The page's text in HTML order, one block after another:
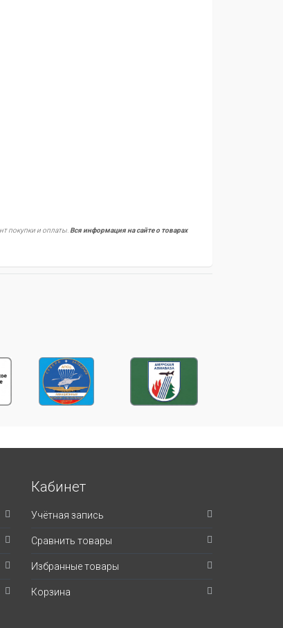
покупки и оплаты. Вся информация на сайте о товарах
Кабинет
Учётная запись
Сравнить товары
Избранные товары
Корзина